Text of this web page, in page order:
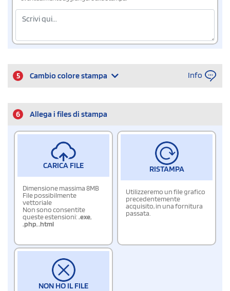
5 Cambio colore stampa Info
6 Allega i files di stampa
CARICA FILE
Dimensione massima 8MB
File possibilmente
vettoriale
Non sono consentite
queste estensioni:.exe,
.php,.html
RISTAMPA
Utilizzeremo un file grafico
precedentemente
acquisito, in una fornitura
passata.
NON HO IL FILE